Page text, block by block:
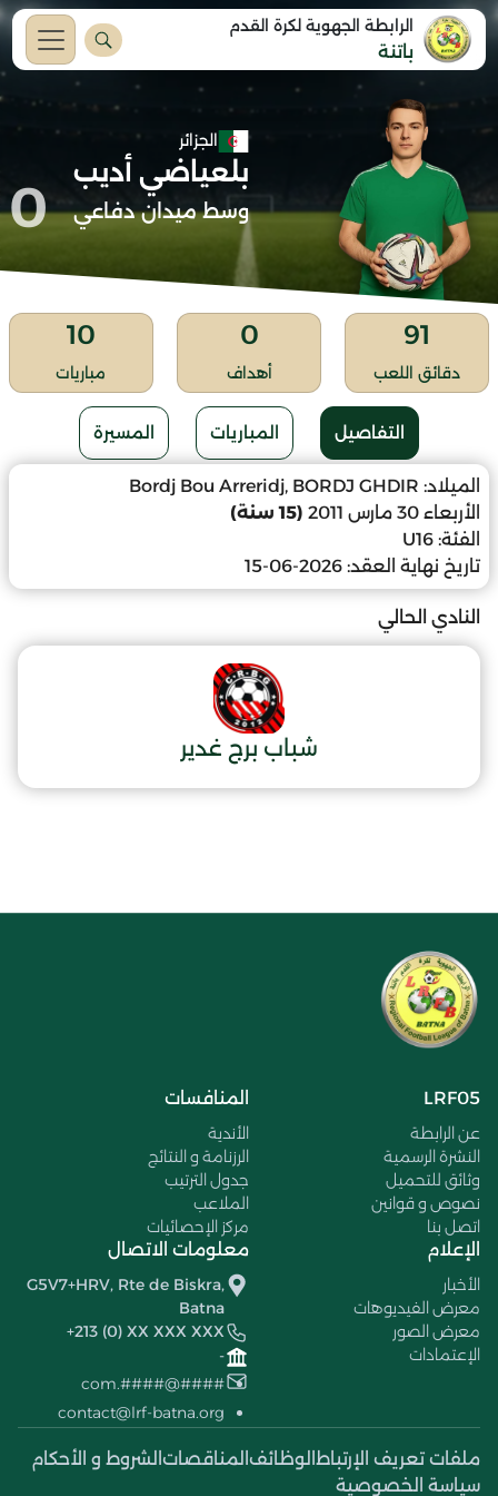
الرابطة الجهوية لكرة القدم
باتنة
الجزائر
بلعياضي أديب
وسط ميدان دفاعي 0
91
دقائق اللعب
0
أهداف
10
مباريات
التفاصيل المباريات المسيرة
الميلاد: Bordj Bou Arreridj, BORDJ GHDIR
الأربعاء 30 مارس 2011
(15 سنة)
الفئة: U16
تاريخ نهاية العقد: 2026-06-15
النادي الحالي
شباب برج غدير
LRF05
عن الرابطة
النشرة الرسمية
وثائق للتحميل
نصوص و قوانين
اتصل بنا
المنافسات
الأندية
الرزنامة و النتائج
جدول الترتيب
الملاعب
مركز الإحصائيات
الإعلام
الأخبار
معرض الفيديوهات
معرض الصور
الإعتمادات
معلومات الاتصال
G5V7+HRV, Rte de Biskra,
Batna
+213 (0) XX XXX XXX
-
####@####.com
contact@lrf-batna.org
ملفات تعريف الإرتباط الوظائف المناقصات الشروط و الأحكام
سياسة الخصوصية